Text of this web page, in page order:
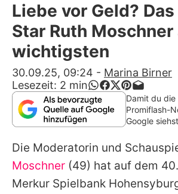
Stars
Filme & Serien
Lifestyle
Familie & Liebe
Promiflash Exklusiv
Alle Themen auf
Jobs
Liebe vor Geld?
Star Ruth Moschner
wichtigsten
30.09.25, 09:24 - Marina Birner
Lesezeit: 2 min
Damit du
Promiflash-
Google
Die Moderatorin und
Moschner (49) hat auf dem
Merkur Spielbank